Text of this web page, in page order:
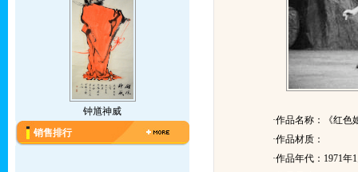
钟馗神威
销售排行
·作品名称：《红色
·作品材质：
·作品年代：1971年